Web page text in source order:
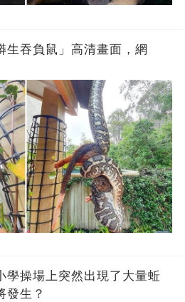
生吞負鼠」高清畫面，網
學操場上突然出現了大量蚯
發生？